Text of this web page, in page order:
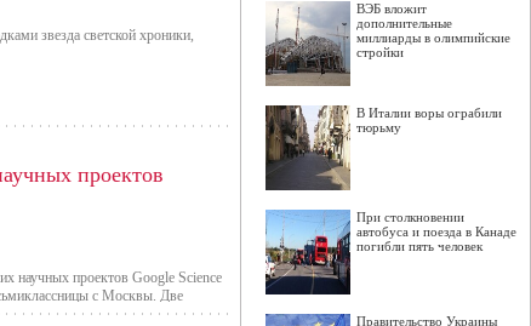
звезда светской хроники,
проектов
научных проектов Google Science
с Москвы. Две
который может измерять
ВЭБ вложит
дополнительные
миллиарды в олимпийские
стройки
В Италии воры ограбили
тюрьму
При столкновении
автобуса и поезда в Канаде
погибли пять человек
Правительство Украины